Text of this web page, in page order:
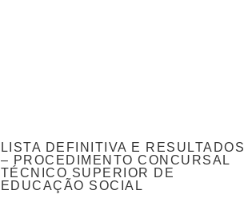
LISTA DEFINITIVA E RESULTADOS
– PROCEDIMENTO CONCURSAL
TÉCNICO SUPERIOR DE
EDUCAÇÃO SOCIAL